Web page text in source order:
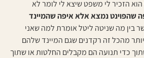
הזכיר לי משפט שיצא לי לומר לא
שהפוינט נמצא אלא איפה שהמיינד
בין מה שניטה ליטל אומרת למה שאני
מהכל זה רקדנים שגם המיינד שלהם
כדי תנועה הם מקבלים החלטות או שתוך